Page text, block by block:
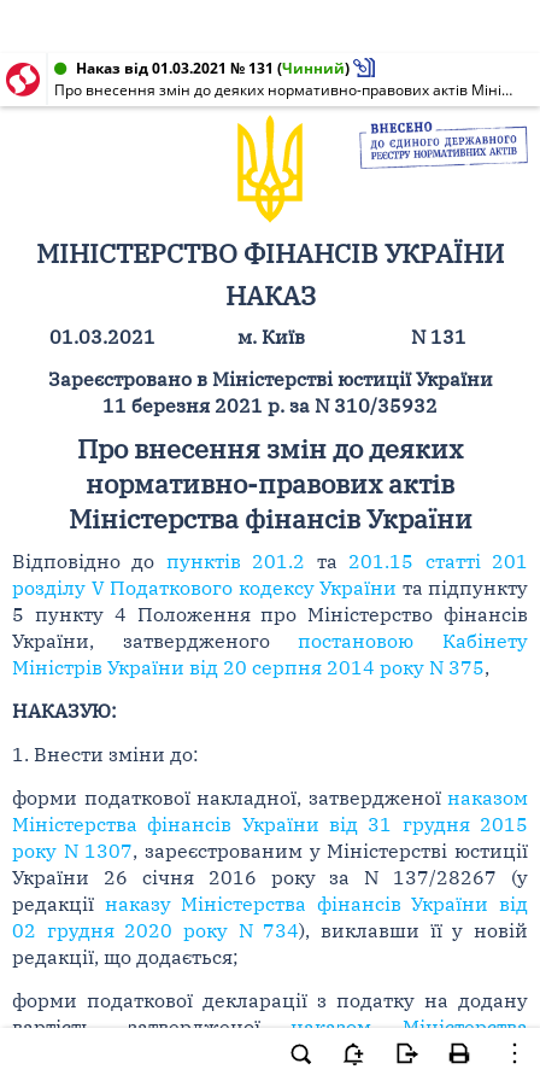
Наказ від 01.03.2021 № 131 (Чинний)
Про внесення змін до деяких нормативно-правових актів Міністерства фінансів України